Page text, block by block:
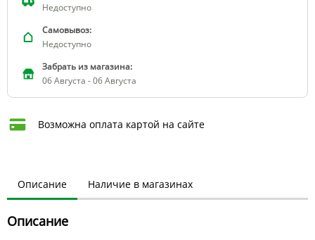
Недоступно
Самовывоз:
Недоступно
Забрать из магазина:
06 Августа - 06 Августа
Возможна оплата картой на сайте
Описание Наличие в магазинах
Описание